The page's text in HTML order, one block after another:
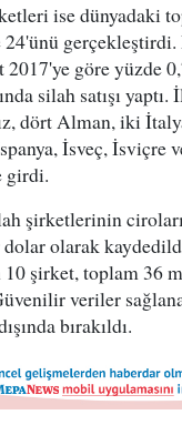
ise dünyadaki
24'ünü
göre yüzde
silah satışı
dört Alman, iki
İsveç, İsviçre
girdi.
şirketlerinin
olarak
şirket, toplam 36
veriler
bırakıldı.